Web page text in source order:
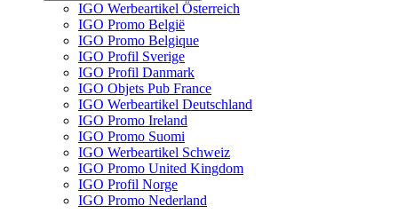
IGO Werbeartikel Österreich
IGO Promo België
IGO Promo Belgique
IGO Profil Sverige
IGO Profil Danmark
IGO Objets Pub France
IGO Werbeartikel Deutschland
IGO Promo Ireland
IGO Promo Suomi
IGO Werbeartikel Schweiz
IGO Promo United Kingdom
IGO Profil Norge
IGO Promo Nederland